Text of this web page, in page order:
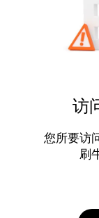
访
您所要访
刷